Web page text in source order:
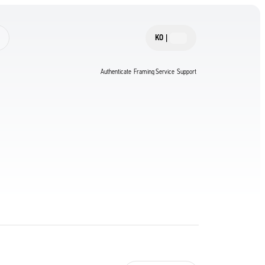
KO |
Authenticate Framing Service Support